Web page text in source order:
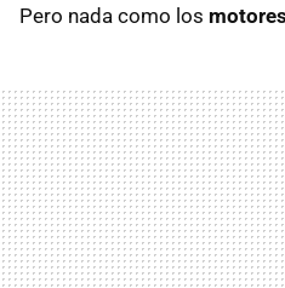
Pero nada como los